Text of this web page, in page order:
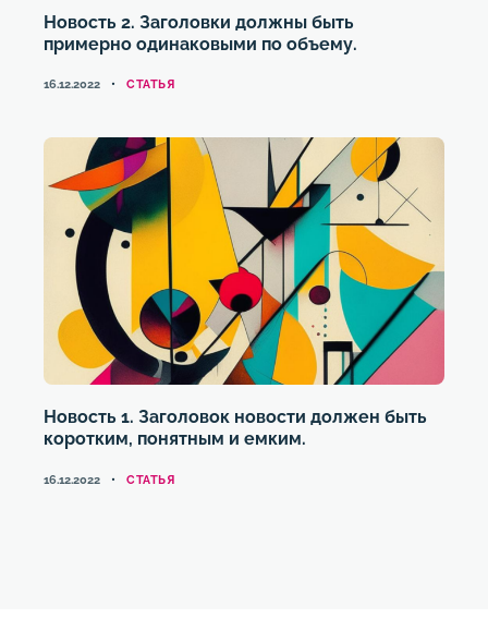
Новость 2. Заголовки должны быть
примерно одинаковыми по объему.
16.12.2022 КАТЕГОРИИ
CТАТЬЯ
Новость 1. Заголовок новости должен быть
коротким, понятным и емким.
16.12.2022 КАТЕГОРИИ
CТАТЬЯ